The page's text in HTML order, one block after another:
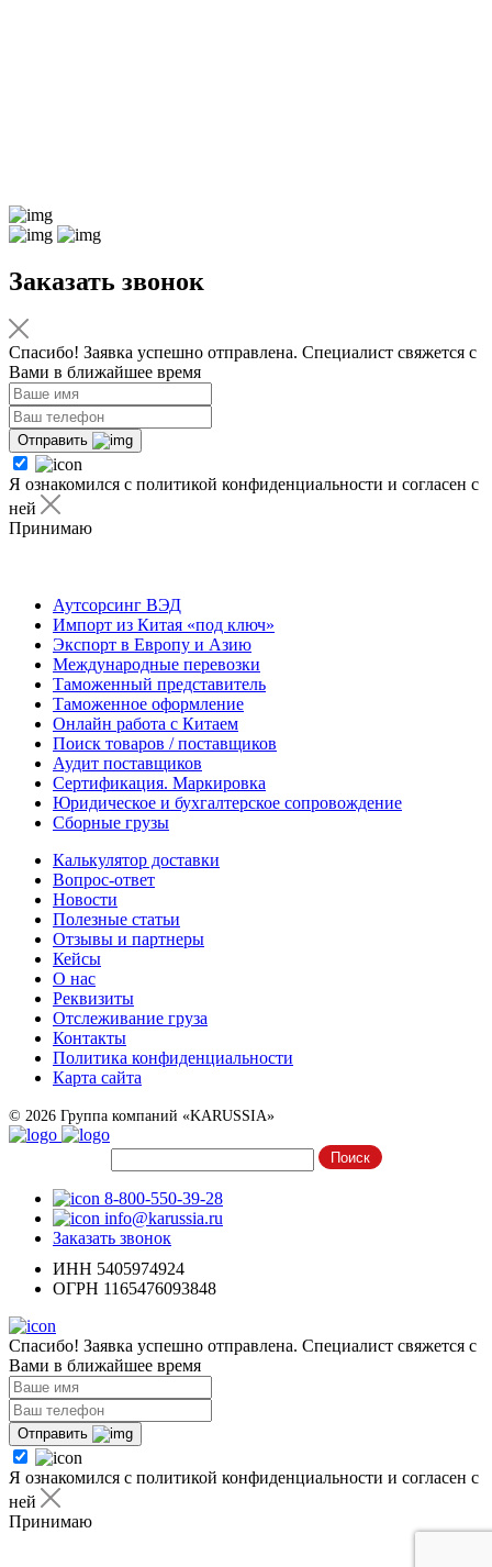
Заказать звонок
Спасибо! Заявка успешно отправлена. Специалист свяжется с
Вами в ближайшее время
Отправить
Я ознакомился с политикой конфиденциальности и согласен с
ней
Принимаю
Аутсорсинг ВЭД
Импорт из Китая «под ключ»
Экспорт в Европу и Азию
Международные перевозки
Таможенный представитель
Таможенное оформление
Онлайн работа с Китаем
Поиск товаров / поставщиков
Аудит поставщиков
Сертификация. Маркировка
Юридическое и бухгалтерское сопровождение
Сборные грузы
Калькулятор доставки
Вопрос-ответ
Новости
Полезные статьи
Отзывы и партнеры
Кейсы
О нас
Реквизиты
Отслеживание груза
Контакты
Политика конфиденциальности
Карта сайта
© 2026 Группа компаний «KARUSSIA»
8-800-550-39-28
info@karussia.ru
Заказать звонок
ИНН 5405974924
ОГРН 1165476093848
Спасибо! Заявка успешно отправлена. Специалист свяжется с
Вами в ближайшее время
Отправить
Я ознакомился с политикой конфиденциальности и согласен с
ней
Принимаю